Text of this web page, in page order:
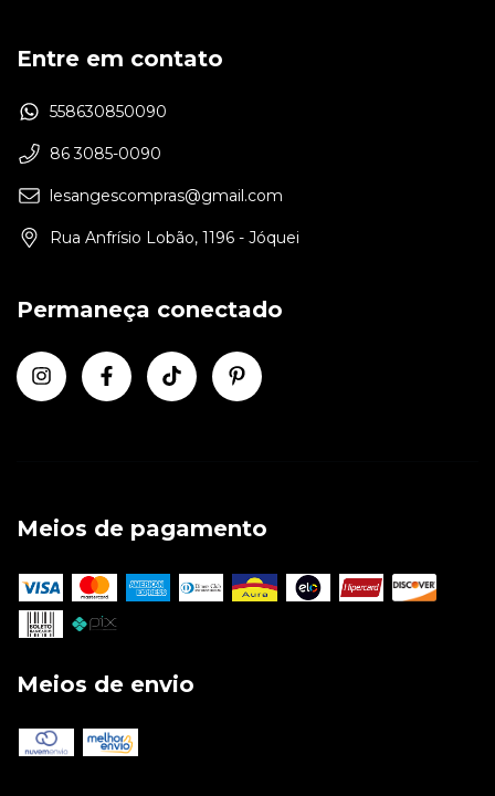
Entre em contato
558630850090
86 3085-0090
lesangescompras@gmail.com
Rua Anfrísio Lobão, 1196 - Jóquei
Permaneça conectado
Meios de pagamento
Meios de envio